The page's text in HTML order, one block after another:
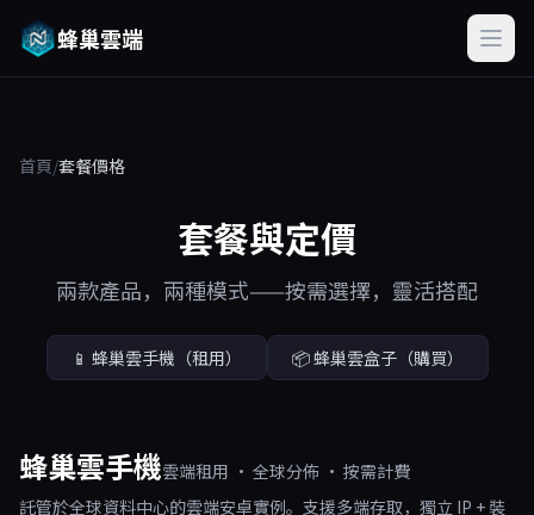
蜂巢雲端
首頁/套餐價格
套餐與定價
兩款產品，兩種模式——按需選擇，靈活搭配
📱 蜂巢雲手機（租用） 📦 蜂巢雲盒子（購買）
蜂巢雲手機雲端租用 · 全球分佈 · 按需計費
託管於全球資料中心的雲端安卓實例。支援多端存取，獨立 IP + 裝